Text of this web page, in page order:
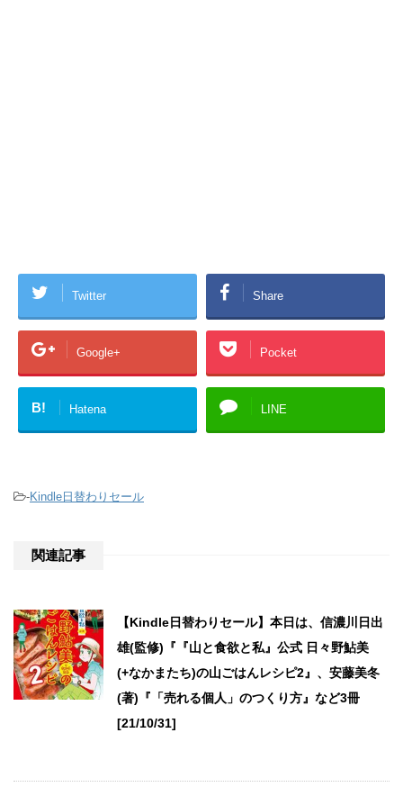
Twitter Share
Google+ Pocket
B! Hatena LINE
-Kindle日替わりセール
関連記事
【Kindle日替わりセール】本日は、信濃川日出
雄(監修)『『山と食欲と私』公式 日々野鮎美
(+なかまたち)の山ごはんレシピ2』、安藤美冬
(著)『「売れる個人」のつくり方』など3冊
[21/10/31]